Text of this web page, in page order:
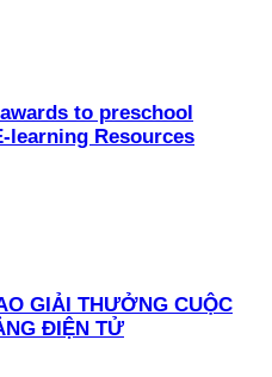
to preschool
learning Resources
GIẢI THƯỞNG CUỘC
ĐIỆN TỬ